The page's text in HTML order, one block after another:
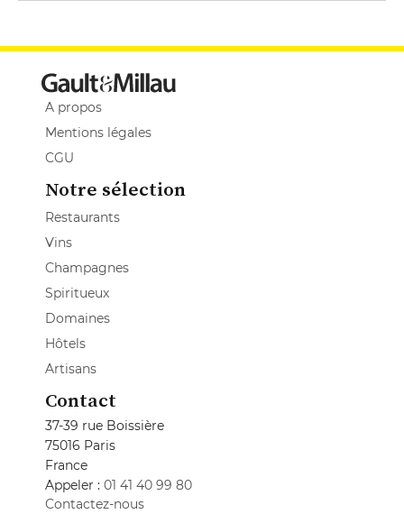
A propos
Mentions légales
CGU
Notre sélection
Restaurants
Vins
Champagnes
Spiritueux
Domaines
Hôtels
Artisans
Contact
37-39 rue Boissière
75016 Paris
France
Appeler : 01 41 40 99 80
Contactez-nous